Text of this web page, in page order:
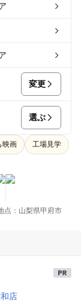
変更
選ぶ
映画 工場見学
点：山梨県甲府市